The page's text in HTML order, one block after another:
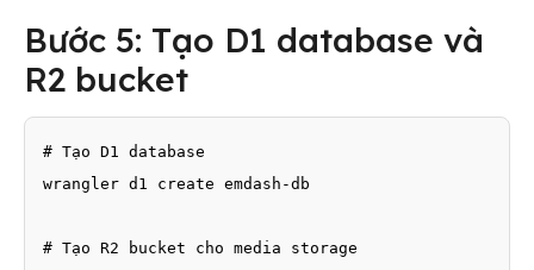
Bước 5: Tạo D1 database và
R2 bucket
# Tạo D1 database
wrangler d1 create emdash-db
# Tạo R2 bucket cho media storage